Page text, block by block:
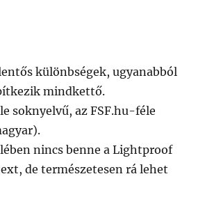
különbségek, ugyanabból
mindkettő.
soknyelvű, az FSF.hu-féle
nincs benne a Lightproof
de természetesen rá lehet